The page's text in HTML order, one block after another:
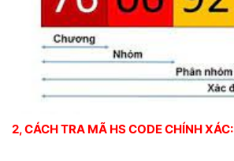
2, CÁCH TRA MÃ HS CODE CHÍNH XÁC: